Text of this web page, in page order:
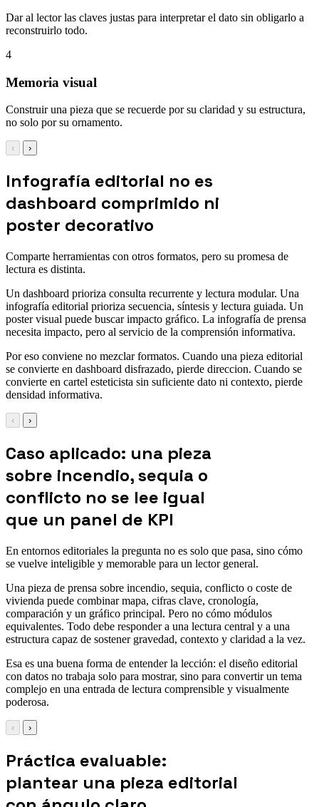
Dar al lector las claves justas para interpretar el dato sin obligarlo a
reconstruirlo todo.
4
Memoria visual
Construir una pieza que se recuerde por su claridad y su estructura,
no solo por su ornamento.
‹ ›
Infografía editorial no es
dashboard comprimido ni
poster decorativo
Comparte herramientas con otros formatos, pero su promesa de
lectura es distinta.
Un dashboard prioriza consulta recurrente y lectura modular. Una
infografía editorial prioriza secuencia, síntesis y lectura guiada. Un
poster visual puede buscar impacto gráfico. La infografía de prensa
necesita impacto, pero al servicio de la comprensión informativa.
Por eso conviene no mezclar formatos. Cuando una pieza editorial
se convierte en dashboard disfrazado, pierde direccion. Cuando se
convierte en cartel esteticista sin suficiente dato ni contexto, pierde
densidad informativa.
‹ ›
Caso aplicado: una pieza
sobre incendio, sequia o
conflicto no se lee igual
que un panel de KPI
En entornos editoriales la pregunta no es solo que pasa, sino cómo
se vuelve inteligible y memorable para un lector general.
Una pieza de prensa sobre incendio, sequia, conflicto o coste de
vivienda puede combinar mapa, cifras clave, cronología,
comparación y un gráfico principal. Pero no cómo módulos
equivalentes. Todo debe responder a una lectura central y a una
estructura capaz de sostener gravedad, contexto y claridad a la vez.
Esa es una buena forma de entender la lección: el diseño editorial
con datos no trabaja solo para mostrar, sino para convertir un tema
complejo en una entrada de lectura comprensible y visualmente
poderosa.
‹ ›
Práctica evaluable:
plantear una pieza editorial